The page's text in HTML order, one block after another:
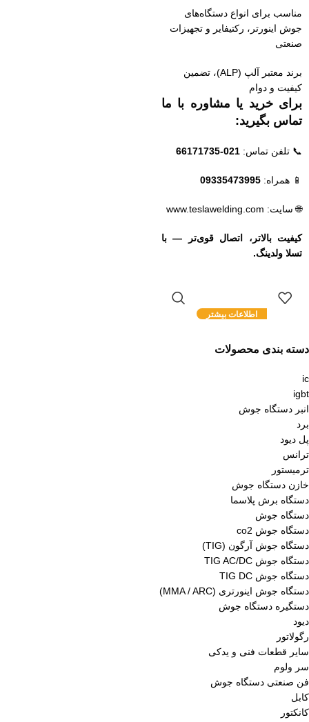
دسته بندی محصولات
ic
igbt
انبر دستگاه جوش
برد
پل دیود
ترانس
ترمیستور
خازن دستگاه جوش
دستگاه برش پلاسما
دستگاه جوش
دستگاه جوش co2
دستگاه جوش آرگون (TIG)
دستگاه جوش TIG AC/DC
دستگاه جوش TIG DC
دستگاه جوش اینورتری (MMA / ARC)
دستگیره دستگاه جوش
دیود
رگولاتور
سایر قطعات فنی و یدکی
سر ولوم
فن صنعتی دستگاه جوش
کابل
کانکتور
مناسب برای انواع دستگاه‌های
جوش اینورتر، رکتیفایر و تجهیزات
صنعتی
برند معتبر آلپ (ALP)، تضمین
کیفیت و دوام
برای خرید یا مشاوره با ما
تماس بگیرید:
📞 تلفن تماس: 021-66171735
📱 همراه: 09335473995
🌐 سایت: www.teslawelding.com
کیفیت بالاتر، اتصال قوی‌تر — با
تسلا ولدینگ.
اطلاعات بیشتر